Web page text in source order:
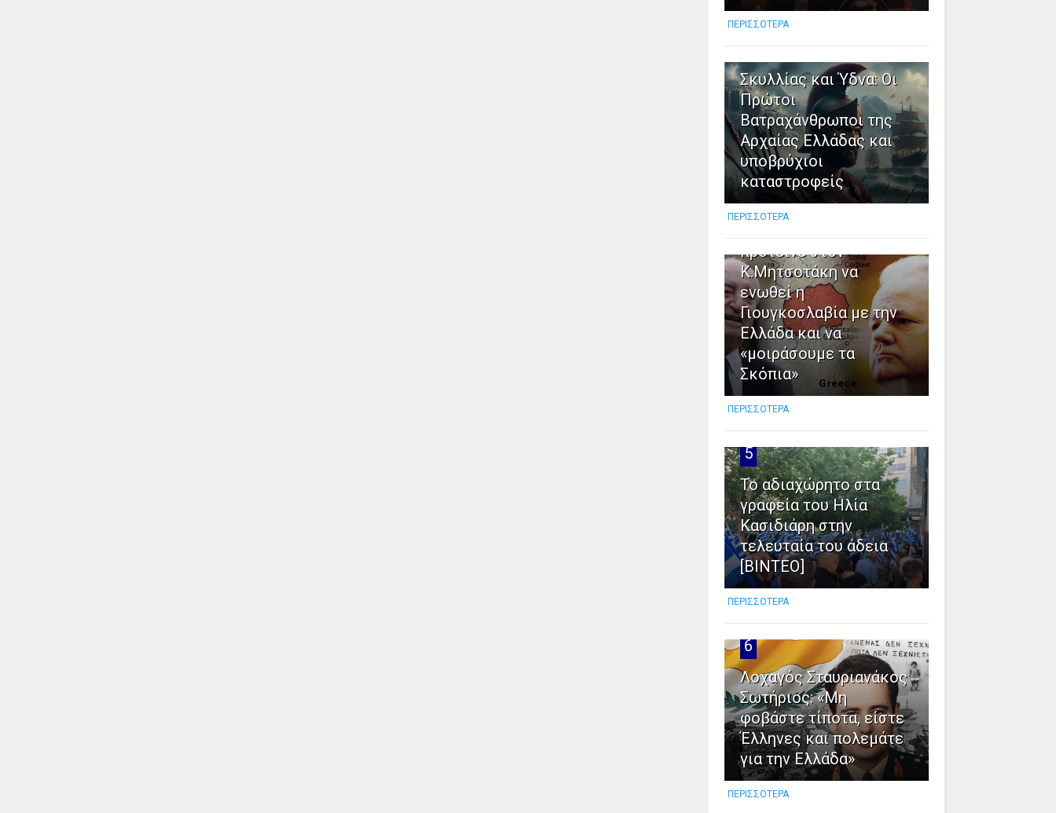
ΠΕΡΙΣΣΟΤΕΡΑ
3
Σκυλλίας και Ύδνα: Οι
Πρώτοι
Βατραχάνθρωποι της
Αρχαίας Ελλάδας και
υποβρύχιοι
καταστροφείς
ΠΕΡΙΣΣΟΤΕΡΑ
4
πρότεινε στον
Κ.Μητσοτάκη να
ενωθεί η
Γιουγκοσλαβία με την
Ελλάδα και να
«μοιράσουμε τα
Σκόπια»
ΠΕΡΙΣΣΟΤΕΡΑ
5
Το αδιαχώρητο στα
γραφεία του Ηλία
Κασιδιάρη στην
τελευταία του άδεια
[ΒΙΝΤΕΟ]
ΠΕΡΙΣΣΟΤΕΡΑ
6
Λοχαγός Σταυριανάκος
Σωτήριος: «Μη
φοβάστε τίποτα, είστε
Έλληνες και πολεμάτε
για την Ελλάδα»
ΠΕΡΙΣΣΟΤΕΡΑ
7